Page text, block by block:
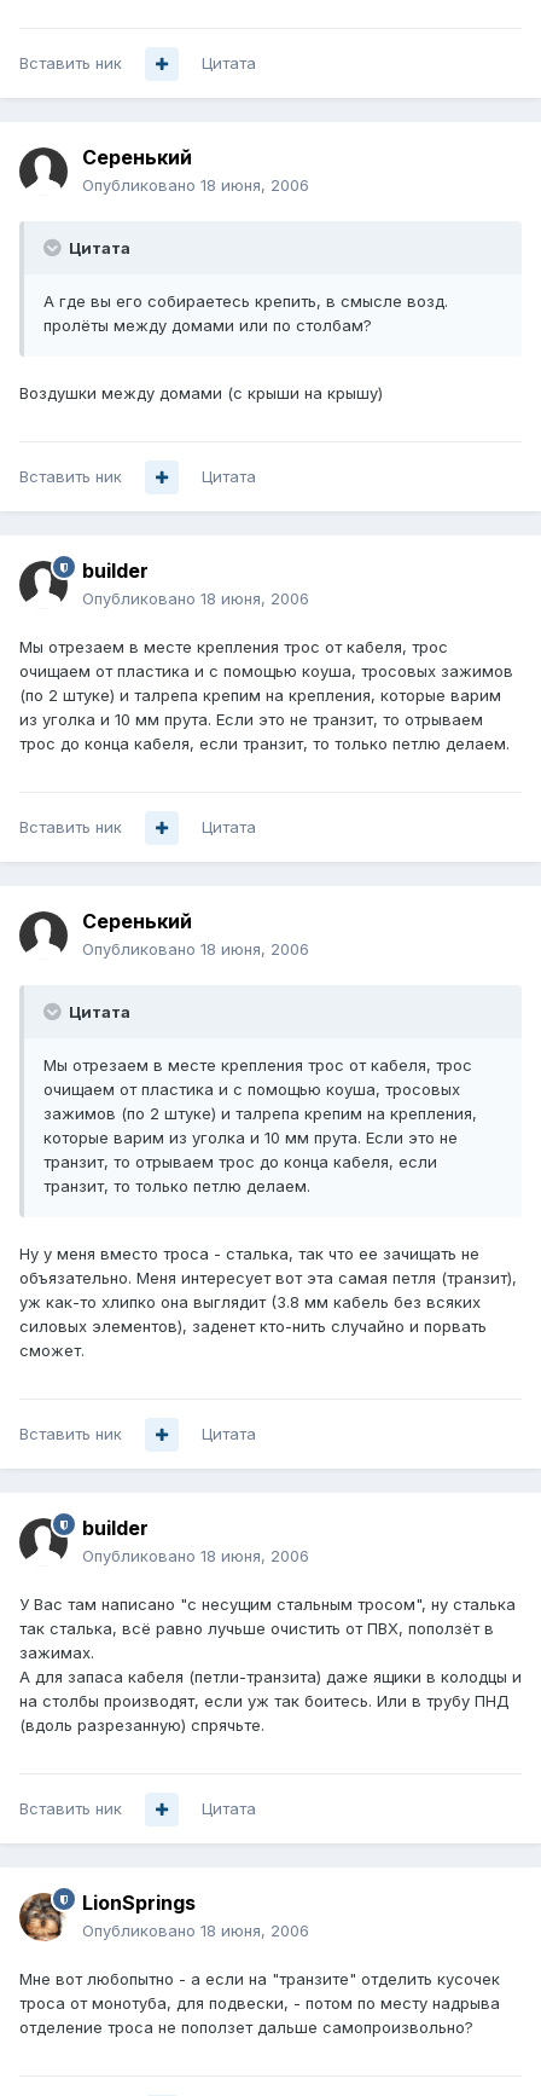
Вставить ник Цитата
Серенький
Опубликовано 18 июня, 2006
Цитата
А где вы его собираетесь крепить, в смысле возд.
пролёты между домами или по столбам?
Воздушки между домами (с крыши на крышу)
Вставить ник Цитата
builder
Опубликовано 18 июня, 2006
Мы отрезаем в месте крепления трос от кабеля, трос
очищаем от пластика и с помощью коуша, тросовых зажимов
(по 2 штуке) и талрепа крепим на крепления, которые варим
из уголка и 10 мм прута. Если это не транзит, то отрываем
трос до конца кабеля, если транзит, то только петлю делаем.
Вставить ник Цитата
Серенький
Опубликовано 18 июня, 2006
Цитата
Мы отрезаем в месте крепления трос от кабеля, трос
очищаем от пластика и с помощью коуша, тросовых
зажимов (по 2 штуке) и талрепа крепим на крепления,
которые варим из уголка и 10 мм прута. Если это не
транзит, то отрываем трос до конца кабеля, если
транзит, то только петлю делаем.
Ну у меня вместо троса - сталька, так что ее зачищать не
объязательно. Меня интересует вот эта самая петля (транзит),
уж как-то хлипко она выглядит (3.8 мм кабель без всяких
силовых элементов), заденет кто-нить случайно и порвать
сможет.
Вставить ник Цитата
builder
Опубликовано 18 июня, 2006
У Вас там написано "с несущим стальным тросом", ну сталька
так сталька, всё равно лучьше очистить от ПВХ, поползёт в
зажимах.
А для запаса кабеля (петли-транзита) даже ящики в колодцы и
на столбы производят, если уж так боитесь. Или в трубу ПНД
(вдоль разрезанную) спрячьте.
Вставить ник Цитата
LionSprings
Опубликовано 18 июня, 2006
Мне вот любопытно - а если на "транзите" отделить кусочек
троса от монотуба, для подвески, - потом по месту надрыва
отделение троса не поползет дальше самопроизвольно?